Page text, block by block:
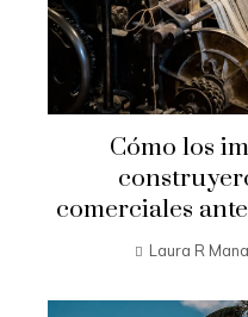
Cómo los
comerciales
Laura R